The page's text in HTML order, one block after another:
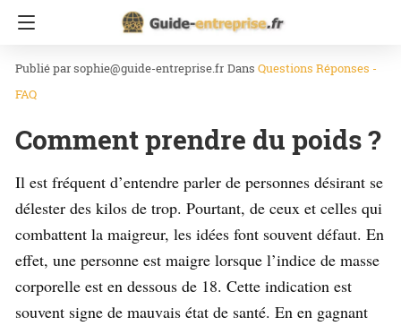
Accueil Questions Réponses - FAQ
sophie@guide-entreprise.fr Dans Questions Réponses -
FAQ
Comment prendre du poids ?
Il est fréquent d’entendre parler de personnes désirant se
délester des kilos de trop. Pourtant, de ceux et celles qui
combattent la maigreur, les idées font souvent défaut. En
effet, une personne est maigre lorsque l’indice de masse
corporelle est en dessous de 18. Cette indication est
souvent signe de mauvais état de santé. En en gagnant